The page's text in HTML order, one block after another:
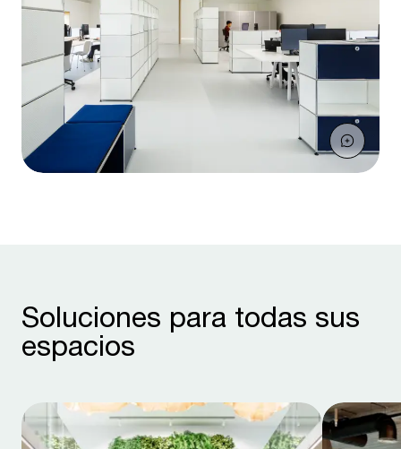
Soluciones para todas sus
espacios